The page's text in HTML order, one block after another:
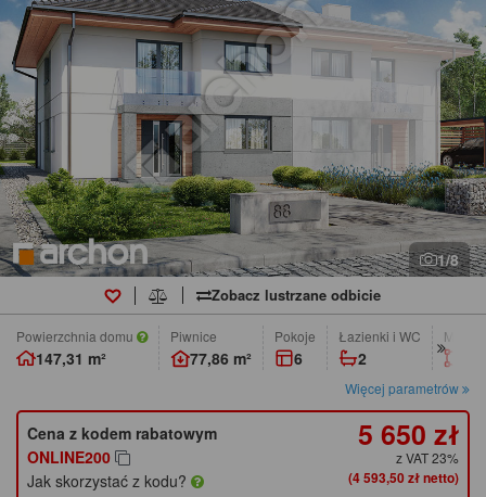
1/8
Zobacz lustrzane odbicie
Powierzchnia domu
147,31 m²
Piwnice
77,86 m²
pokoje
6
łazienki i WC
2
Min.
Więcej parametrów
Cena z kodem rabatowym
ONLINE200
Jak skorzystać z kodu?
5 650 zł
z VAT 23%
(4 593,50 zł netto)